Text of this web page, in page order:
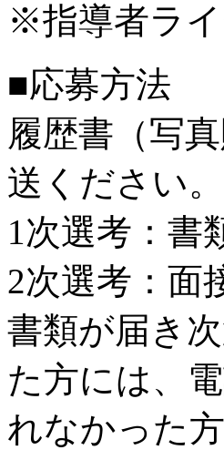
※指導者ラ
■応募方法
履歴書（写
送ください。
1次選考：書
2次選考：面
書類が届き
た方には、
れなかった